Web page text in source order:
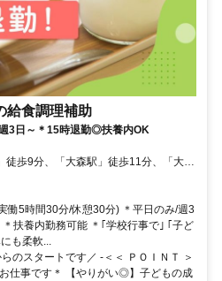
給食調理補助
3日～＊15時退勤◎扶養内OK
徒歩9分、「大森駅」徒歩11分、「大井
働5時間30分/休憩30分) ＊平日のみ/週3
扶養内勤務可能 ＊｢学校行事で｣ ｢子ど
も柔軟...
のスタートです／ -＜＜ ＰＯＩＮＴ ＞
仕事です＊ 【やりがい◎】子どもの成